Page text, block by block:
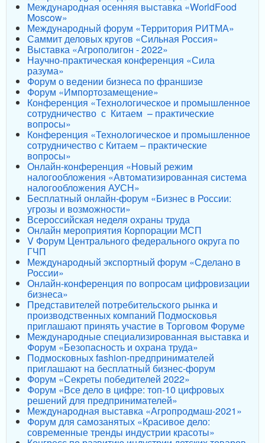
Международная осенняя выставка «WorldFood
Moscow»
Международный форум «Территория РИТМА»
Саммит деловых кругов «Сильная Россия»
Выставка «Агрополигон - 2022»
Научно-практическая конференция «Сила
разума»
Форум о ведении бизнеса по франшизе
Форум «Импортозамещение»
Конференция «Технологическое и промышленное
сотрудничество с Китаем – практические
вопросы»
Конференция «Технологическое и промышленное
сотрудничество с Китаем – практические
вопросы»
Онлайн-конференция «Новый режим
налогообложения «Автоматизированная система
налогообложения АУСН»
Бесплатный онлайн-форум «Бизнес в России:
угрозы и возможности»
Всероссийская неделя охраны труда
Онлайн мероприятия Корпорации МСП
V Форум Центрального федерального округа по
ГЧП
Международный экспортный форум «Сделано в
России»
Онлайн-конференция по вопросам цифровизации
бизнеса»
Представителей потребительского рынка и
производственных компаний Подмосковья
приглашают принять участие в Торговом Форуме
Международные специализированная выставка и
Форум «Безопасность и охрана труда»
Подмосковных fashion-предпринимателей
приглашают на бесплатный бизнес-форум
Форум «Секреты победителей 2022»
Форум «Все дело в цифре: топ-10 цифровых
решений для предпринимателей»
Международная выставка «Агропродмаш-2021»
Форум для самозанятых «Красивое дело:
современные тренды индустрии красоты»